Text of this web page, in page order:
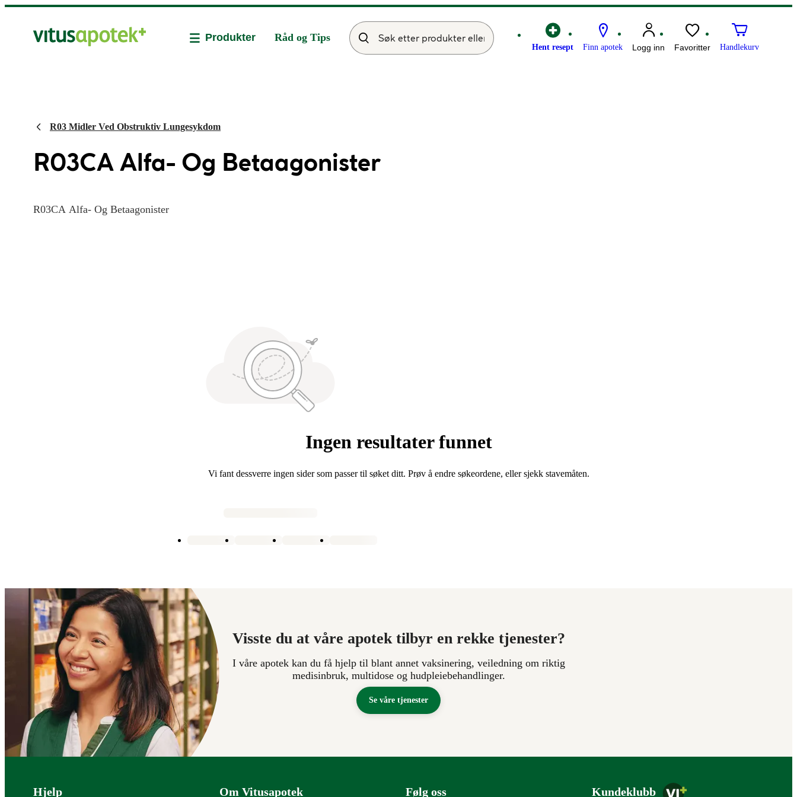
Hent resept Finn apotek Logg inn Favoritter Handlekurv
Produkter Råd og Tips
R03 Midler Ved Obstruktiv Lungesykdom
R03CA Alfa- Og Betaagonister
R03CA Alfa- Og Betaagonister
Ingen resultater funnet
Vi fant dessverre ingen sider som passer til søket ditt. Prøv å endre søkeordene, eller sjekk stavemåten.
Visste du at våre apotek tilbyr en rekke tjenester?
I våre apotek kan du få hjelp til blant annet vaksinering, veiledning om riktig
medisinbruk, multidose og hudpleiebehandlinger.
Se våre tjenester
Bunntekst
Hjelp Om Vitusapotek Følg oss Kundeklubb